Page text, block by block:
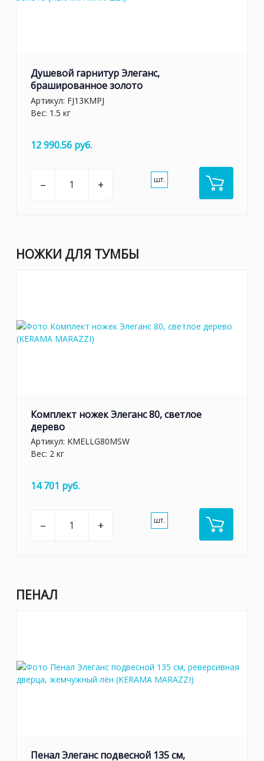
Душевой гарнитур Элеганс,
брашированное золото
Артикул: FJ13KMPJ
Вес: 1.5 кг
12 990.56 руб.
– + шт.
НОЖКИ ДЛЯ ТУМБЫ
Комплект ножек Элеганс 80, светлое
дерево
Артикул: KMELLG80MSW
Вес: 2 кг
14 701 руб.
– + шт.
ПЕНАЛ
Пенал Элеганс подвесной 135 см,